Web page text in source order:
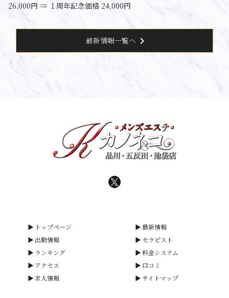
26,000円 ⇒ １周年記念価格 24,000円
最新情報一覧へ chevron_right
トップページ
最新情報
出勤情報
セラピスト
ランキング
料金システム
アクセス
口コミ
求人情報
サイトマップ